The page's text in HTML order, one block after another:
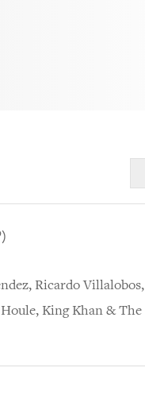
, Ricardo Villalobos,
, King Khan & The